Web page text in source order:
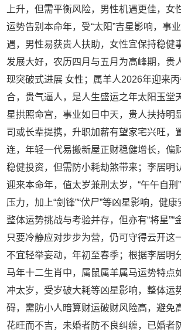
上升，但需平衡风险，男性机遇更佳，女
运势告别本命年，受“太阳”吉星影响，事
遇，男性易获贵人扶助，女性宜保持稳健
发展大好，农历四月与五月为高峰期，贵
现突破式进展 女性；属羊人2026年迎来
合，贵气逼人，是人生盛运之年太阳玉堂
星拱照命宫，事业如日中天，贵人扶持明
司或长辈提携，升职加薪有望家宅兴旺，
连，年轻一代易搬新屋正财稳健增长，偏
稳健投资，但需防小耗劫煞带来；李居明
迎来本命年，值太岁兼刑太岁，“午午自刑
压力，加上“剑锋”“伏尸”等凶星影响，健康
整体运势挑战与考验并存，但亦有“将星”“
只要冷静应对步步为营，仍可守得云开这
不宜轻举妄动，年初至春季；根据李居明
马年十二生肖中，属鼠属羊属马运势特点
冲太岁，受岁破大耗等凶星影响，整体运
碍，需防小人暗算财运破财风险高，避免
花旺而不吉，未婚者防不良纠缠，已婚者